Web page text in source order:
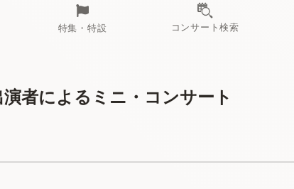
特集・特設 コンサート検索
者によるミニ・コンサート